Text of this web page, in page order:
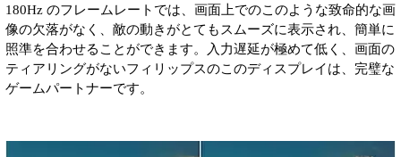
180Hz のフレームレートでは、画面上でのこのような致命的な画
像の欠落がなく、敵の動きがとてもスムーズに表示され、簡単に
照準を合わせることができます。入力遅延が極めて低く、画面の
ティアリングがないフィリップスのこのディスプレイは、完璧な
ゲームパートナーです。